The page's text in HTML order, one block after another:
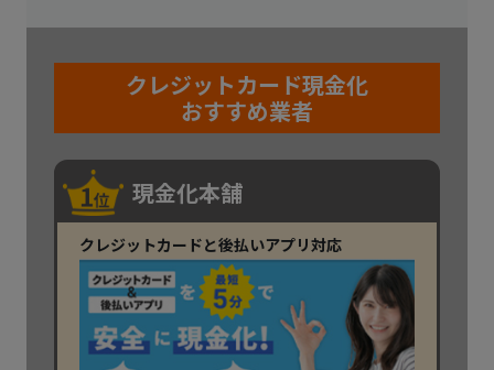
クレジットカード現金化
おすすめ業者
現金化本舗
クレジットカードと後払いアプリ対応